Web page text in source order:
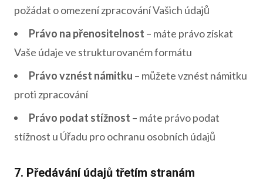
požádat o omezení zpracování Vašich údajů
Právo na přenositelnost – máte právo získat
Vaše údaje ve strukturovaném formátu
Právo vznést námitku – můžete vznést námitku
proti zpracování
Právo podat stížnost – máte právo podat
stížnost u Úřadu pro ochranu osobních údajů
7. Předávání údajů třetím stranám